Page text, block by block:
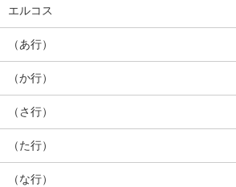
エルコス
（あ行）
（か行）
（さ行）
（た行）
（な行）